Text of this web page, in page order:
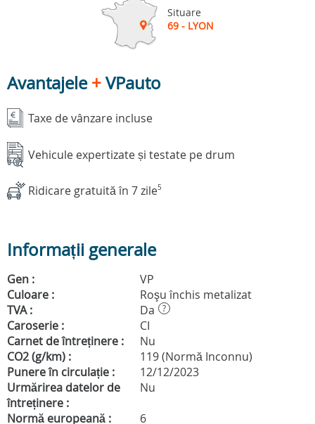
Situare
69 - LYON
Avantajele+VPauto
Taxe de vânzare incluse
Vehicule expertizate și testate pe drum
Ridicare gratuită în 7 zile5
Informații generale
Gen :
VP
Culoare :
Roşu închis metalizat
TVA :
Da ?
Caroserie :
CI
Carnet de întreținere :
Nu
CO2 (g/km) :
119 (Normă Inconnu)
Punere în circulație :
12/12/2023
Urmărirea datelor de
întreținere :
Nu
Normă europeană :
6